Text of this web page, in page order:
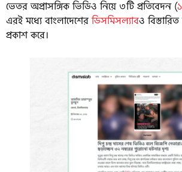
ভেতর অপ্রাসঙ্গিক ভিডিও নিয়ে ৩টি প্রতিবেদন (১
এরই মধ্যে বাংলাদেশেরডিসমিসল্যাবও
প্রকাশ করে।